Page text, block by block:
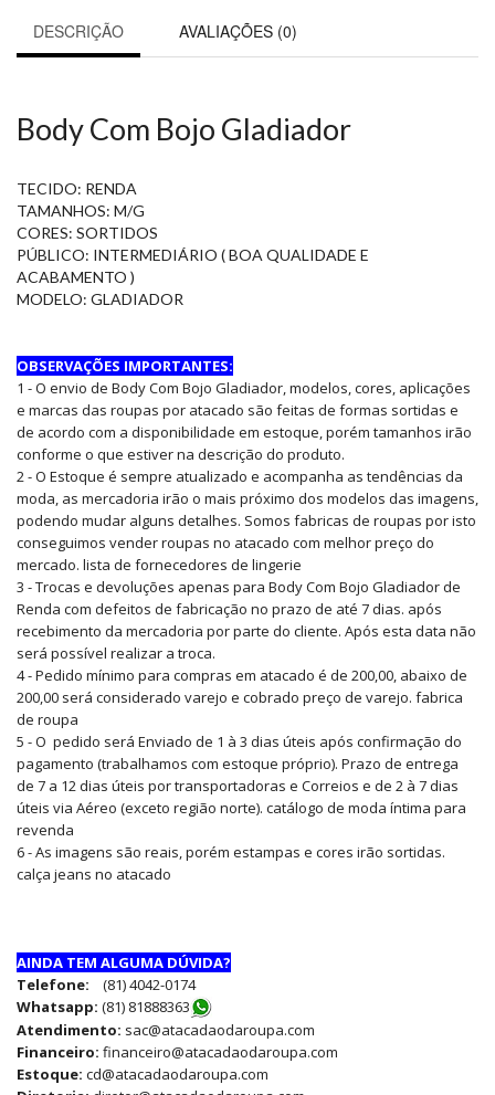
DESCRIÇÃO AVALIAÇÕES (0)
Body Com Bojo Gladiador
TECIDO: RENDA
TAMANHOS: M/G
CORES: SORTIDOS
PÚBLICO: INTERMEDIÁRIO ( BOA QUALIDADE E
ACABAMENTO )
MODELO: GLADIADOR
OBSERVAÇÕES IMPORTANTES:
1 - O envio de Body Com Bojo Gladiador, modelos, cores, aplicações
e marcas das roupas por atacado são feitas de formas sortidas e
de acordo com a disponibilidade em estoque, porém tamanhos irão
conforme o que estiver na descrição do produto.
2 - O Estoque é sempre atualizado e acompanha as tendências da
moda, as mercadoria irão o mais próximo dos modelos das imagens,
podendo mudar alguns detalhes. Somos fabricas de roupas por isto
conseguimos vender roupas no atacado com melhor preço do
mercado. lista de fornecedores de lingerie
3 - Trocas e devoluções apenas para Body Com Bojo Gladiador de
Renda com defeitos de fabricação no prazo de até 7 dias. após
recebimento da mercadoria por parte do cliente. Após esta data não
será possível realizar a troca.
4 - Pedido mínimo para compras em atacado é de 200,00, abaixo de
200,00 será considerado varejo e cobrado preço de varejo. fabrica
de roupa
5 - O pedido será Enviado de 1 à 3 dias úteis após confirmação do
pagamento (trabalhamos com estoque próprio). Prazo de entrega
de 7 a 12 dias úteis por transportadoras e Correios e de 2 à 7 dias
úteis via Aéreo (exceto região norte). catálogo de moda íntima para
revenda
6 - As imagens são reais, porém estampas e cores irão sortidas.
calça jeans no atacado
AINDA TEM ALGUMA DÚVIDA?
Telefone: (81) 4042-0174
Whatsapp: (81) 81888363
Atendimento: sac@atacadaodaroupa.com
Financeiro: financeiro@atacadaodaroupa.com
Estoque: cd@atacadaodaroupa.com